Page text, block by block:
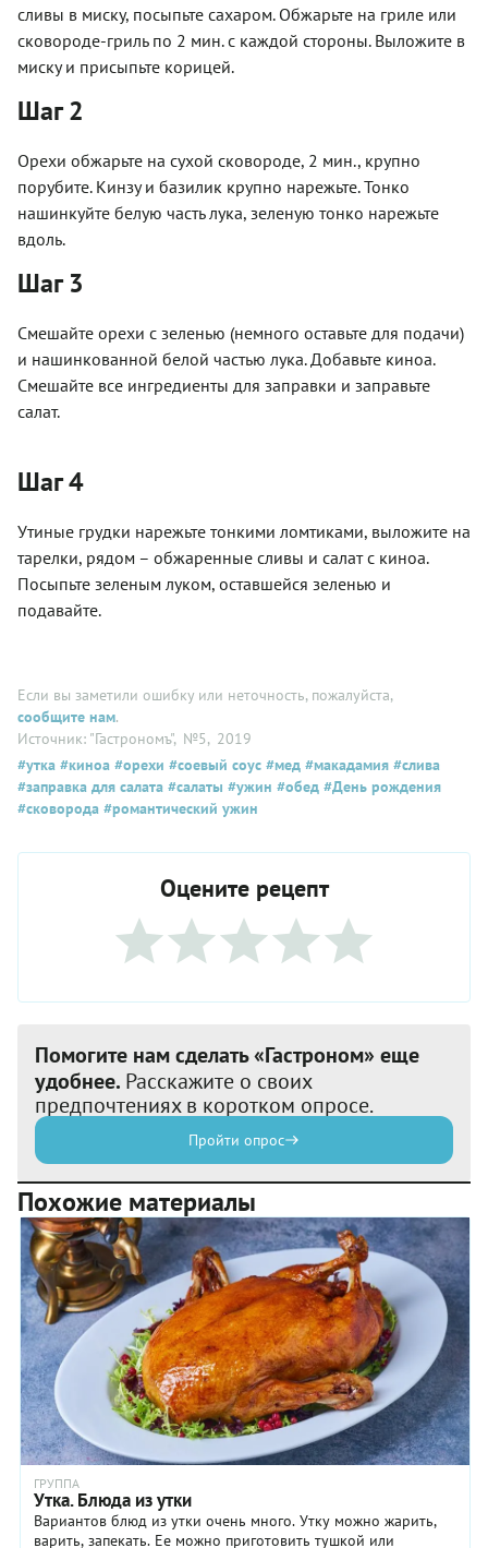
сливы в миску, посыпьте сахаром. Обжарьте на гриле или
сковороде-гриль по 2 мин. с каждой стороны. Выложите в
миску и присыпьте корицей.
Шаг 2
Орехи обжарьте на сухой сковороде, 2 мин., крупно
порубите. Кинзу и базилик крупно нарежьте. Тонко
нашинкуйте белую часть лука, зеленую тонко нарежьте
вдоль.
Шаг 3
Смешайте орехи с зеленью (немного оставьте для подачи)
и нашинкованной белой частью лука. Добавьте киноа.
Смешайте все ингредиенты для заправки и заправьте
салат.
Шаг 4
Утиные грудки нарежьте тонкими ломтиками, выложите на
тарелки, рядом – обжаренные сливы и салат с киноа.
Посыпьте зеленым луком, оставшейся зеленью и
подавайте.
Если вы заметили ошибку или неточность, пожалуйста,
сообщите нам.
Источник: "Гастрономъ", №5, 2019
#утка #киноа #орехи #соевый соус #мед #макадамия #слива
#заправка для салата #салаты #ужин #обед #День рождения
#сковорода #романтический ужин
Оцените рецепт
Помогите нам сделать «Гастроном» еще
удобнее. Расскажите о своих
предпочтениях в коротком опросе.
Пройти опрос
Похожие материалы
ГРУППА
Утка. Блюда из утки
Вариантов блюд из утки очень много. Утку можно жарить,
варить, запекать. Ее можно приготовить тушкой или